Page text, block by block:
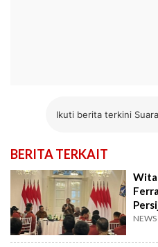
Ikuti berita terkini
BERITA TERKAIT
NEWS